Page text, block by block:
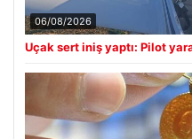
06/08/2026
Uçak sert iniş yaptı: Pilot